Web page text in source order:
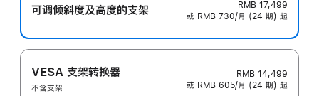
可调倾斜度及高‍度的支‍架
RMB 17,499
或 RMB 730/月 (24 期) 起
VESA 支架转换器
不含支架
RMB 14,499
或 RMB 605/月 (24 期) 起